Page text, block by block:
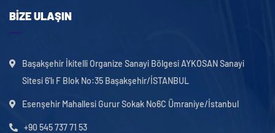
BIZE ULAŞIN
Başakşehir İkitelli Organize Sanayi Bölgesi AYKOSAN Sanayi
Sitesi 6'lı F Blok No:35 Başakşehir/İSTANBUL
Esenşehir Mahallesi Gurur Sokak No6C Ümraniye/İstanbul
+90 545 737 71 53